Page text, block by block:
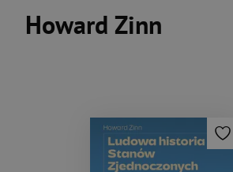
Howard Zinn